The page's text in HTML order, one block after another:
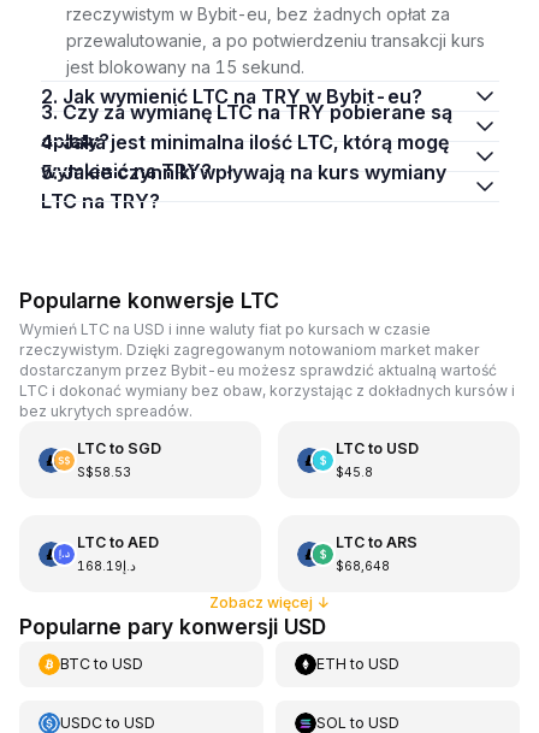
rzeczywistym w Bybit-eu, bez żadnych opłat za
przewalutowanie, a po potwierdzeniu transakcji kurs
jest blokowany na 15 sekund.
2. Jak wymienić LTC na TRY w Bybit-eu?
3. Czy za wymianę LTC na TRY pobierane są
opłaty?
4. Jaka jest minimalna ilość LTC, którą mogę
wymienić na TRY?
5. Jakie czynniki wpływają na kurs wymiany
LTC na TRY?
Popularne konwersje LTC
Wymień LTC na USD i inne waluty fiat po kursach w czasie
rzeczywistym. Dzięki zagregowanym notowaniom market maker
dostarczanym przez Bybit-eu możesz sprawdzić aktualną wartość
LTC i dokonać wymiany bez obaw, korzystając z dokładnych kursów i
bez ukrytych spreadów.
LTCto SGD
S$58.53
LTCto USD
$45.8
LTCto AED
د.إ168.19
LTCto ARS
$68,648
Zobacz więcej ↓
Popularne pary konwersji USD
BTCto USD ETH toUSD
USDCto USD SOL toUSD